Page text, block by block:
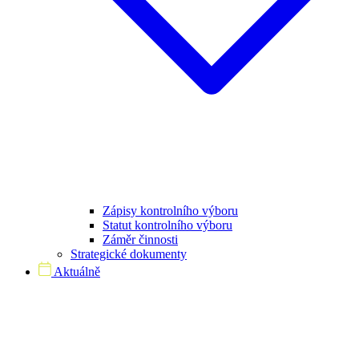
Zápisy kontrolního výboru
Statut kontrolního výboru
Záměr činnosti
Strategické dokumenty
Aktuálně